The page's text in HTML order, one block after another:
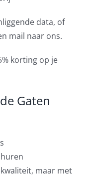
data, of
mail naar ons.
korting op je
Gaten
maar met